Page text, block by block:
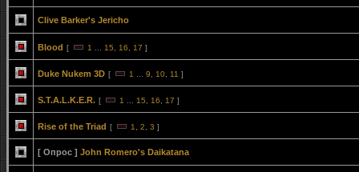
Clive Barker's Jericho
Blood [ 1 15 16 17 ]
Duke Nukem 3D [ 1 9 10 11 ]
S.T.A.L.K.E.R. [ 1 15 16 17 ]
Rise of the Triad [ 1 2 3 ]
[ Опрос ] John Romero's Daikatana